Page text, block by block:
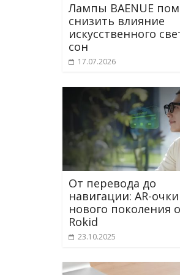
Лампы BAENUE
снизить влияние
искусственного
сон
17.07.2026
От перевода до
навигации: AR-очки
нового поколения
Rokid
23.10.2025